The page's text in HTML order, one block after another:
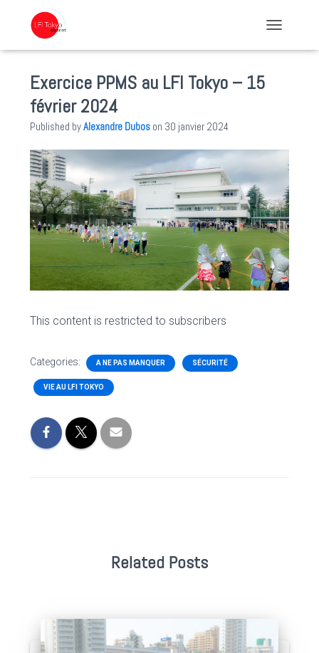
Exercice PPMS au LFI Tokyo – 15
février 2024
Published byAlexandre Dubos on 30 janvier 2024
This content is restricted to subscribers
Categories: A NE PAS MANQUER SÉCURITÉ
VIE AU LFI TOKYO
Related Posts